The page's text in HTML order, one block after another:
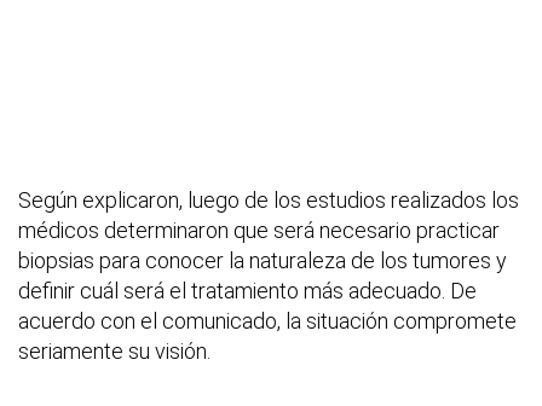
Según explicaron, luego de los estudios realizados los
médicos determinaron que será necesario practicar
biopsias para conocer la naturaleza de los tumores y
definir cuál será el tratamiento más adecuado. De
acuerdo con el comunicado, la situación compromete
seriamente su visión.